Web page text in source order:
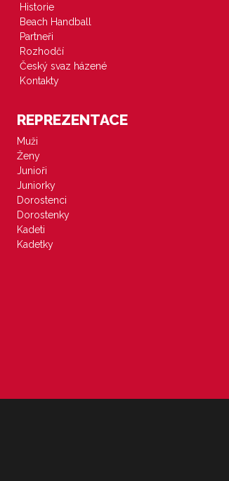
Historie
Beach Handball
Partneři
Rozhodčí
Český svaz házené
Kontakty
REPREZENTACE
Muži
Ženy
Junioři
Juniorky
Dorostenci
Dorostenky
Kadeti
Kadetky